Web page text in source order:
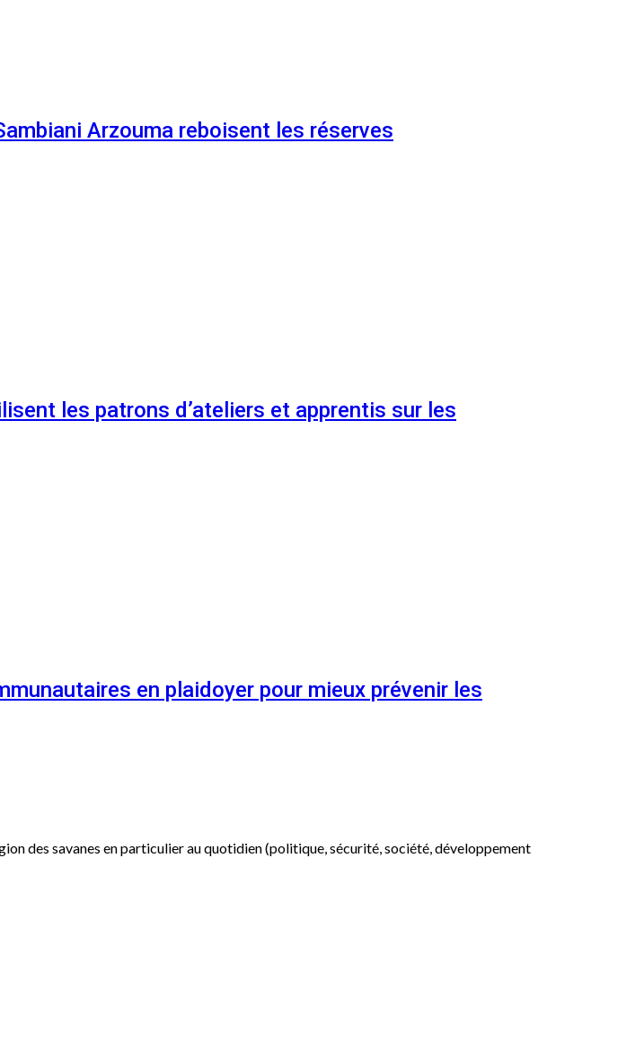
Arzouma reboisent les réserves
les patrons d’ateliers et apprentis sur les
en plaidoyer pour mieux prévenir les
des savanes en particulier au quotidien (politique, sécurité, société, développement